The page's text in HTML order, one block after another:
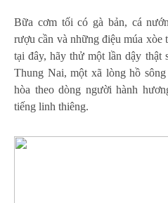
Bữa cơm tối có gà bản, cá
rượu cần và những điệu múa xòe
tại đây, hãy thử một lần dậy thật
Thung Nai, một xã lòng hồ
hòa theo dòng người hành
tiếng linh thiêng.